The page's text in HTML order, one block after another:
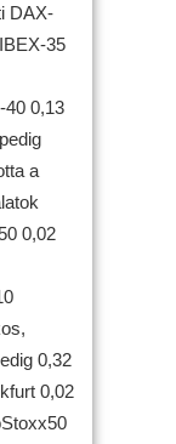
DAX-
35
0,13
a
0,02
0,32
0,02